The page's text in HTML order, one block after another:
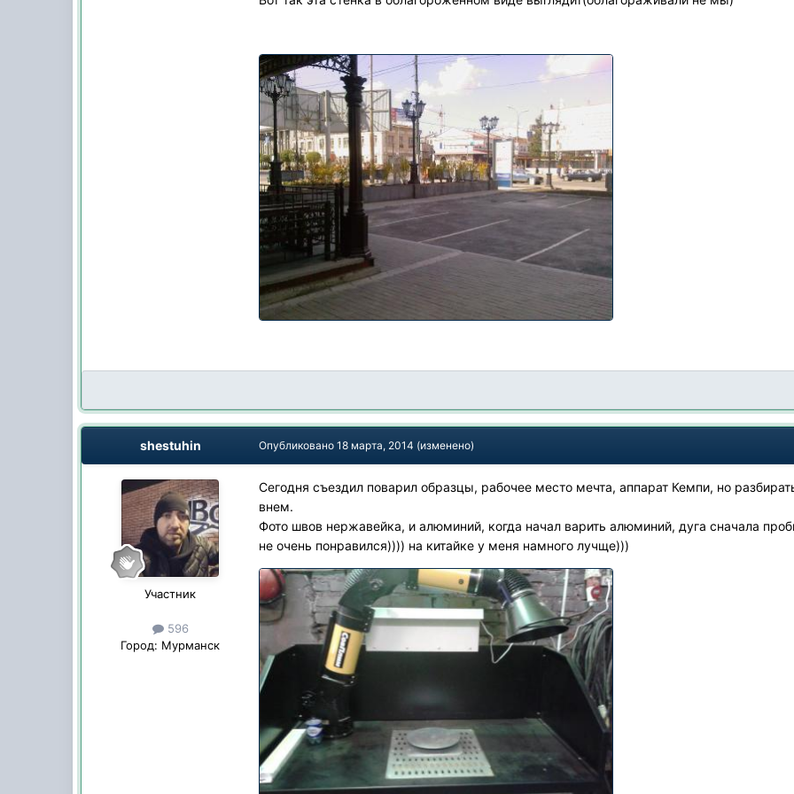
shestuhin
Участник
596
Город: Мурманск
Опубликовано18 марта, 2014 (изменено)
Сегодня съездил поварил образцы, рабочее место мечта, аппарат Кемпи, но
внем.
Фото швов нержавейка, и алюминий, когда начал варить алюминий, дуга сначала
не очень понравился)))) на китайке у меня намного лучще)))